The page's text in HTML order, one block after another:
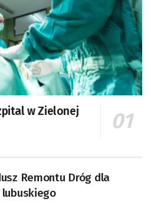
w Zielonej
Remontu Dróg dla